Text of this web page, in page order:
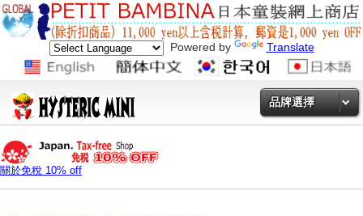
Powered by Translate
品牌選擇
關於免稅 10% off